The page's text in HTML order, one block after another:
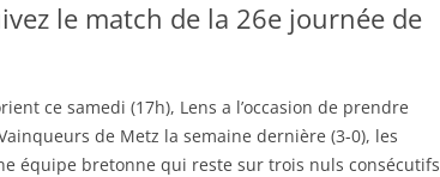
le match de la 26e journée de
ce samedi (17h), Lens a l’occasion de prendre
de Metz la semaine dernière (3-0), les
équipe bretonne qui reste sur trois nuls consécutifs